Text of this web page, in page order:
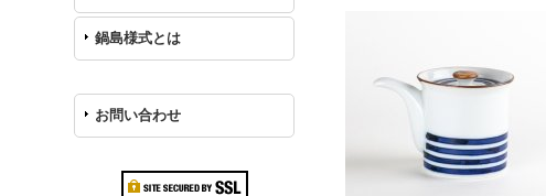
鍋島様式とは
お問い合わせ